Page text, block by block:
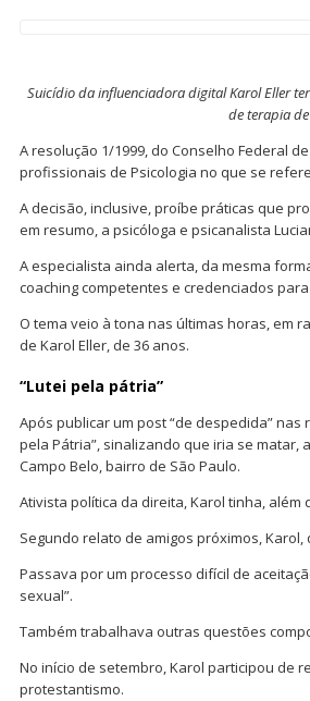
Suicídio da influenciadora digital Karol Eller
de terapia
A resolução 1/1999, do Conselho Federal
profissionais de Psicologia no que se
A decisão, inclusive, proíbe práticas que
em resumo, a psicóloga e psicanalista
A especialista ainda alerta, da mesma
coaching competentes e credenciados
O tema veio à tona nas últimas horas, em
de Karol Eller, de 36 anos.
“Lutei pela pátria”
Após publicar um post “de despedida”
pela Pátria”, sinalizando que iria se
Campo Belo, bairro de São Paulo.
Ativista política da direita, Karol tinha, além
Segundo relato de amigos próximos,
Passava por um processo difícil de
sexual”.
Também trabalhava outras questões
No início de setembro, Karol participou de
protestantismo.